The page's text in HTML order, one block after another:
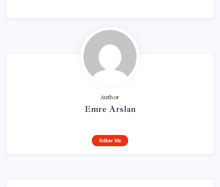
Author
Emre Arslan
Follow Me